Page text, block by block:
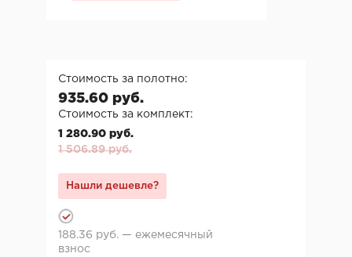
Стоимость за полотно:
935.60 руб.
Стоимость за комплект:
1 280.90 руб.
1 506.89 руб.
Нашли дешевле?
188.36 руб. — ежемесячный
взнос